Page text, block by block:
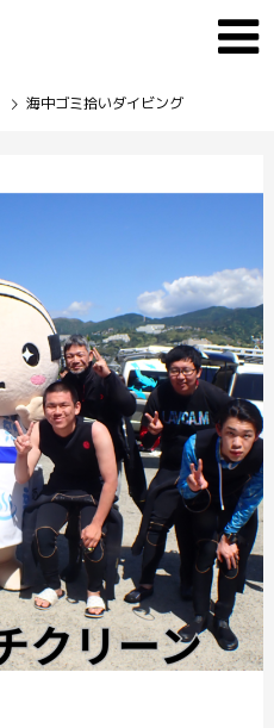
海中ゴミ拾いダイビング